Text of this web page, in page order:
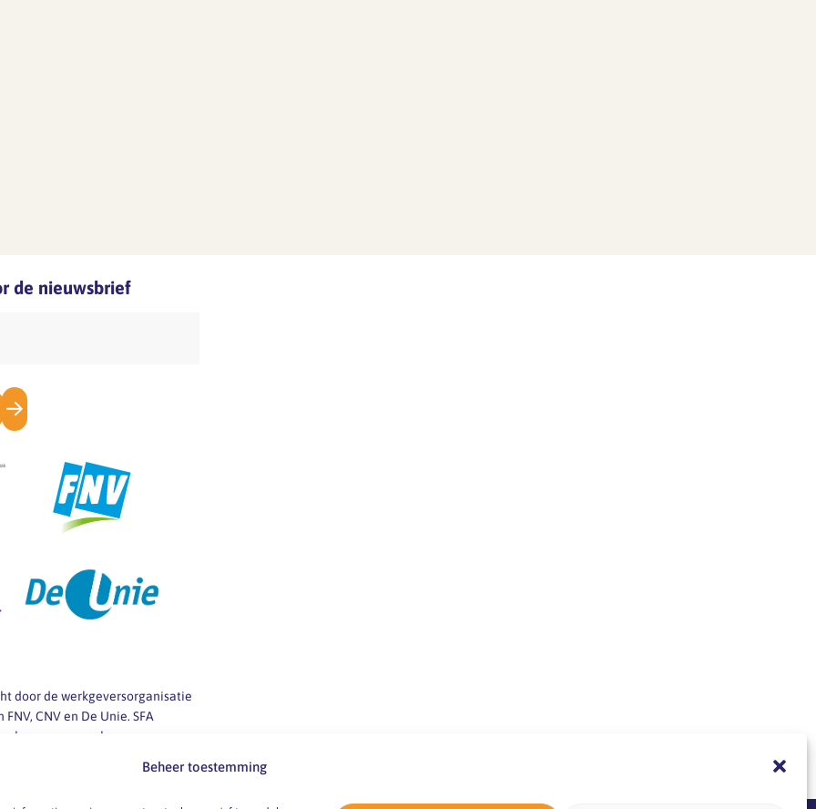
Beheer toestemming
de nieuwsbrief
door de werkgeversorganisatie
CNV en De Unie. SFA
en werknemers van
-markt en -omstandigheden.